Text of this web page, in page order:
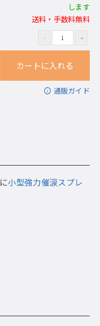
します
送料・手数料無料
通販ガイド
に小型強力催涙スプレ